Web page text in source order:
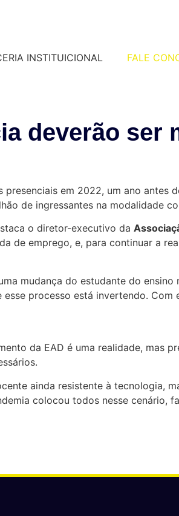
INSTITUICIONAL FALE
deverão ser
em 2022, um ano
de ingressantes na modalidade
o diretor-executivo da
de emprego, e, para continuar a
mudança do estudante do
processo está invertendo.
da EAD é uma realidade, mas
ainda resistente à tecnologia,
colocou todos nesse cenário,